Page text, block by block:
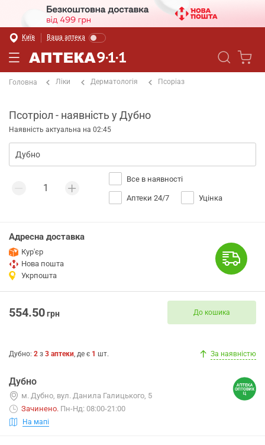
Київ Ваша аптека
Головна Ліки Дерматологія Псоріаз
Псотріол - наявність у Дубно
Наявність актуальна на 02:45
Все в наявності
Аптеки 24/7 Уцінка
Адресна доставка
Кур'єр
Нова пошта
Укрпошта
554.50грн До кошика
Дубно: 2 з 3 аптеки, де є 1 шт. За наявністю
Дубно
м. Дубно, вул. Данила Галицького, 5
Зачинено. Пн-Нд: 08:00-21:00
На мапі